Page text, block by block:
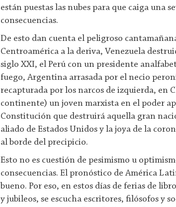
están puestas las nubes para que caiga una
consecuencias.
De esto dan cuenta el peligroso
Centroamérica a la deriva, Venezuela
siglo XXI, el Perú con un presidente
fuego, Argentina arrasada por el necio
recapturada por los narcos de izquierda, en
continente) un joven marxista en el poder
Constitución que destruirá aquella gran
aliado de Estados Unidos y la joya de la
al borde del precipicio.
Esto no es cuestión de pesimismo u
consecuencias. El pronóstico de América
bueno. Por eso, en estos días de ferias de
y jubileos, se escucha escritores, filósofos y